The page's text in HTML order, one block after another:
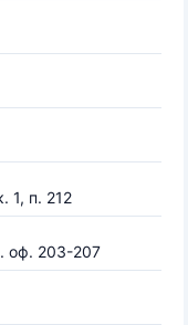
1, п. 212
оф. 203-207